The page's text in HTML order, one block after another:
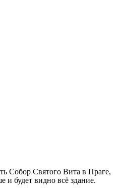
Собор Святого Вита в Праге,
и будет видно всё здание.